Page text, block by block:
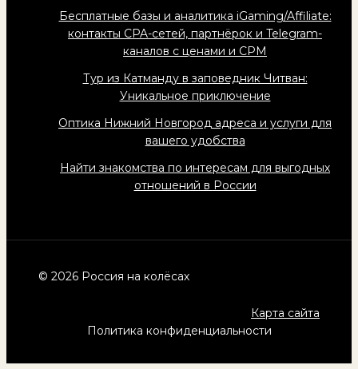
Бесплатные базы и аналитика iGaming/Affiliate:
контакты CPA-сетей, партнёрок и Telegram-
каналов с ценами и CPM
Тур из Катманду в заповедник Читван:
Уникальное приключение
Оптика Нижний Новгород адреса и услуги для
вашего удобства
Найти знакомства по интересам для выгодных
отношений в России
© 2026 Россия на колёсах
Карта сайта
Политика конфиденциальности